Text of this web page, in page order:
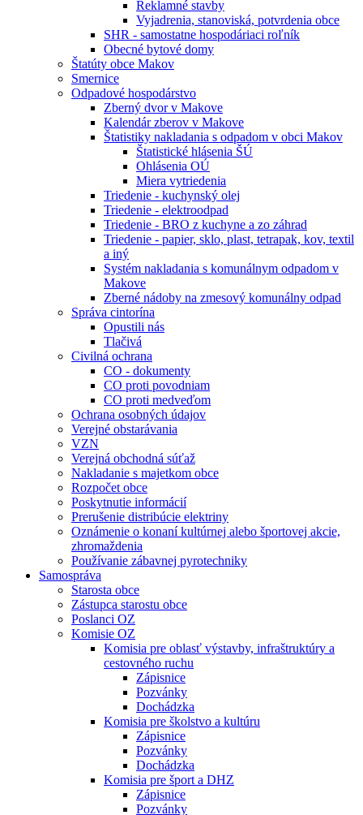
Reklamné stavby
Vyjadrenia, stanoviská, potvrdenia obce
SHR - samostatne hospodáriaci roľník
Obecné bytové domy
Štatúty obce Makov
Smernice
Odpadové hospodárstvo
Zberný dvor v Makove
Kalendár zberov v Makove
Štatistiky nakladania s odpadom v obci Makov
Štatistické hlásenia ŠÚ
Ohlásenia OÚ
Miera vytriedenia
Triedenie - kuchynský olej
Triedenie - elektroodpad
Triedenie - BRO z kuchyne a zo záhrad
Triedenie - papier, sklo, plast, tetrapak, kov, textil
a iný
Systém nakladania s komunálnym odpadom v
Makove
Zberné nádoby na zmesový komunálny odpad
Správa cintorína
Opustili nás
Tlačivá
Civilná ochrana
CO - dokumenty
CO proti povodniam
CO proti medveďom
Ochrana osobných údajov
Verejné obstarávania
VZN
Verejná obchodná súťaž
Nakladanie s majetkom obce
Rozpočet obce
Poskytnutie informácií
Prerušenie distribúcie elektriny
Oznámenie o konaní kultúrnej alebo športovej akcie,
zhromaždenia
Používanie zábavnej pyrotechniky
Samospráva
Starosta obce
Zástupca starostu obce
Poslanci OZ
Komisie OZ
Komisia pre oblasť výstavby, infraštruktúry a
cestovného ruchu
Zápisnice
Pozvánky
Dochádzka
Komisia pre školstvo a kultúru
Zápisnice
Pozvánky
Dochádzka
Komisia pre šport a DHZ
Zápisnice
Pozvánky